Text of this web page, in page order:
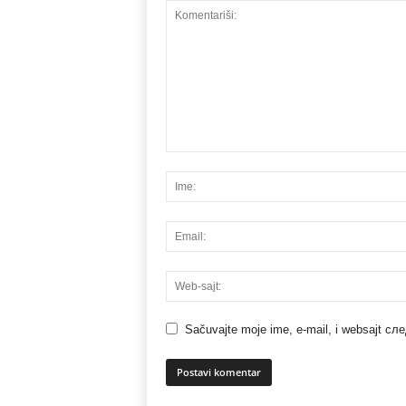
Sačuvajte moje ime, e-mail, i websajt